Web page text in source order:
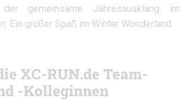
gemeinsame Jahresausklang im
Ein großer Spaß im Winter Wonderland.
XC-RUN.de Team-
-Kolleginnen